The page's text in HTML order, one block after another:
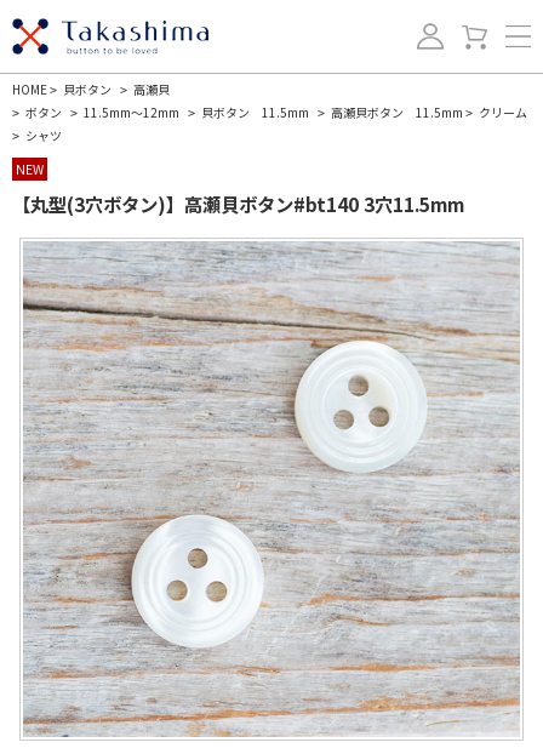
HOME> 貝ボタン > 高瀬貝
> ボタン > 11.5mm～12mm > 貝ボタン 11.5mm > 高瀬貝ボタン 11.5mm > クリーム
> シャツ
NEW
【丸型(3穴ボタン)】高瀬貝ボタン#bt140 3穴11.5mm